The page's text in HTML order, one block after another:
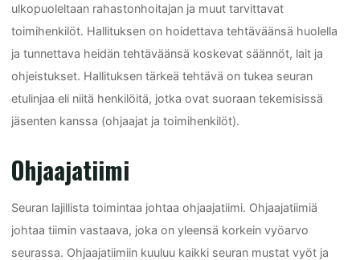
ulkopuoleltaan rahastonhoitajan ja muut tarvittavat
toimihenkilöt. Hallituksen on hoidettava tehtäväänsä huolella
ja tunnettava heidän tehtäväänsä koskevat säännöt, lait ja
ohjeistukset. Hallituksen tärkeä tehtävä on tukea seuran
etulinjaa eli niitä henkilöitä, jotka ovat suoraan tekemisissä
jäsenten kanssa (ohjaajat ja toimihenkilöt).
Ohjaajatiimi
Seuran lajillista toimintaa johtaa ohjaajatiimi. Ohjaajatiimiä
johtaa tiimin vastaava, joka on yleensä korkein vyöarvo
seurassa. Ohjaajatiimiin kuuluu kaikki seuran mustat vyöt ja